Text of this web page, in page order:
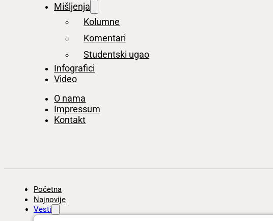
Mišljenja
Kolumne
Komentari
Studentski ugao
Infografici
Video
O nama
Impressum
Kontakt
Početna
Najnovije
Vesti